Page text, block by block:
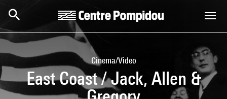
Cinema/Video
East Coast / Jack, Allen &